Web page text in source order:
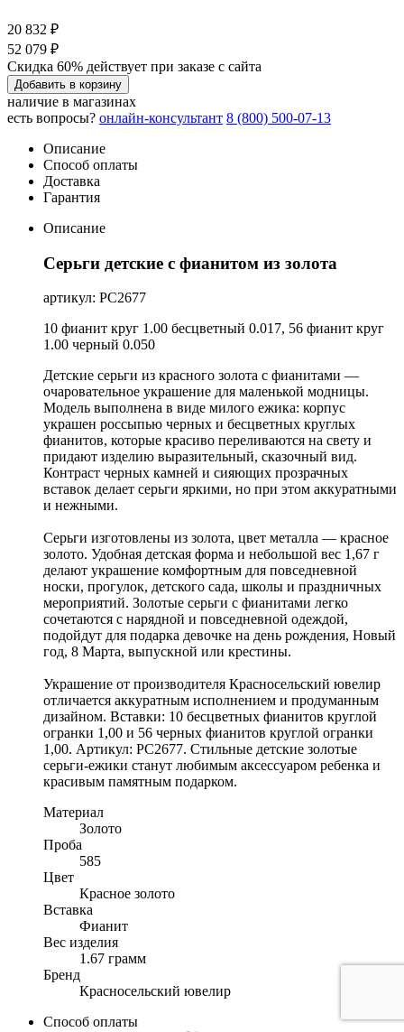
20 832 ₽
52 079 ₽
Скидка 60% действует при заказе с сайта
Добавить в корзину
наличие в магазинах
есть вопросы? онлайн-консультант 8 (800) 500-07-13
Описание
Способ оплаты
Доставка
Гарантия
Описание
Серьги детские с фианитом из золота
артикул: РС2677
10 фианит круг 1.00 бесцветный 0.017, 56 фианит круг
1.00 черный 0.050
Детские серьги из красного золота с фианитами —
очаровательное украшение для маленькой модницы.
Модель выполнена в виде милого ежика: корпус
украшен россыпью черных и бесцветных круглых
фианитов, которые красиво переливаются на свету и
придают изделию выразительный, сказочный вид.
Контраст черных камней и сияющих прозрачных
вставок делает серьги яркими, но при этом аккуратными
и нежными.
Серьги изготовлены из золота, цвет металла — красное
золото. Удобная детская форма и небольшой вес 1,67 г
делают украшение комфортным для повседневной
носки, прогулок, детского сада, школы и праздничных
мероприятий. Золотые серьги с фианитами легко
сочетаются с нарядной и повседневной одеждой,
подойдут для подарка девочке на день рождения, Новый
год, 8 Марта, выпускной или крестины.
Украшение от производителя Красносельский ювелир
отличается аккуратным исполнением и продуманным
дизайном. Вставки: 10 бесцветных фианитов круглой
огранки 1,00 и 56 черных фианитов круглой огранки
1,00. Артикул: РС2677. Стильные детские золотые
серьги-ежики станут любимым аксессуаром ребенка и
красивым памятным подарком.
Материал
Золото
Проба
585
Цвет
Красное золото
Вставка
Фианит
Вес изделия
1.67 грамм
Бренд
Красносельский ювелир
Способ оплаты